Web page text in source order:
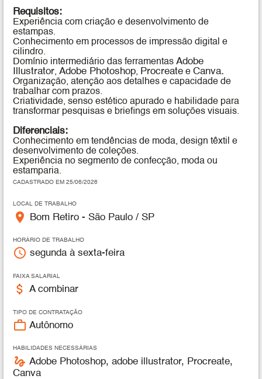
Requisitos:
Experiência com criação e desenvolvimento de
estampas.
Conhecimento em processos de impressão digital e
cilindro.
Domínio intermediário das ferramentasAdobe
Illustrator,Adobe Photoshop, Procreate eCanva.
Organização, atenção aos detalhes e capacidade de
trabalhar com prazos.
Criatividade, senso estético apurado e habilidade para
transformar pesquisas e briefings em soluções visuais.
Diferenciais:
Conhecimento em tendências de moda, design têxtil e
desenvolvimento de coleções.
Experiência no segmento de confecção, moda ou
estamparia.
CADASTRADO EM 25/06/2026
LOCAL DE TRABALHO
place Bom Retiro - São Paulo / SP
HORÁRIO DE TRABALHO
access_time segunda à sexta-feira
FAIXA SALARIAL
attach_money A combinar
TIPO DE CONTRATAÇÃO
work_outline Autônomo
HABILIDADES NECESSÁRIAS
gesture Adobe Photoshop, adobe illustrator, Procreate,
Canva